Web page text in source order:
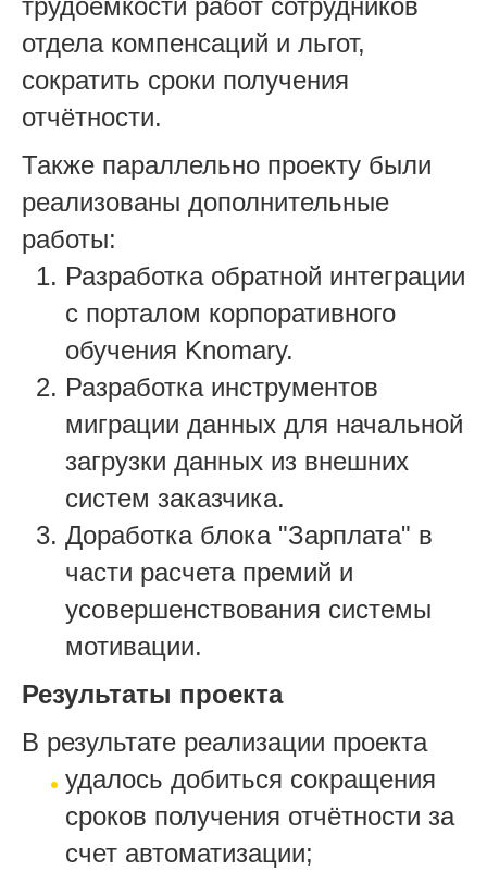
отдела компенсаций и льгот,
сократить сроки получения
отчётности.
Также параллельно проекту были
реализованы дополнительные
работы:
Разработка обратной интеграции
с порталом корпоративного
обучения Knomary.
Разработка инструментов
миграции данных для начальной
загрузки данных из внешних
систем заказчика.
Доработка блока "Зарплата" в
части расчета премий и
усовершенствования системы
мотивации.
Результаты проекта
В результате реализации проекта
удалось добиться сокращения
сроков получения отчётности за
счет автоматизации;